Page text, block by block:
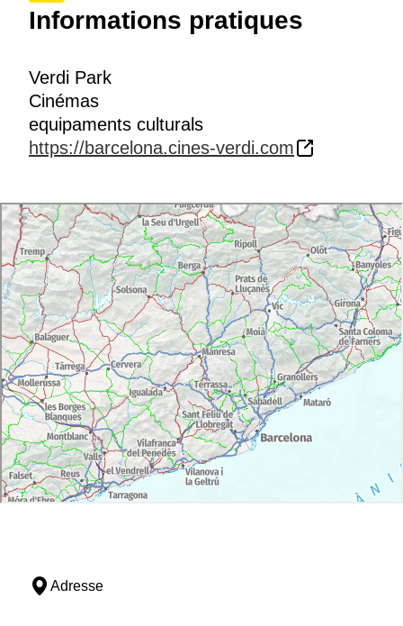
Informations pratiques
Verdi Park
Cinémas
equipaments culturals
https://barcelona.cines-verdi.com
Adresse